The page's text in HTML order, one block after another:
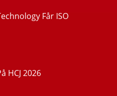
Får ISO
HCJ 2026